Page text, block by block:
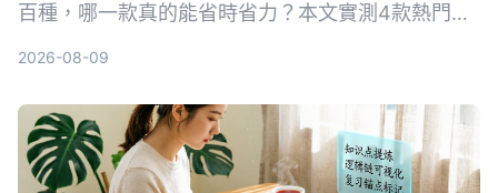
百種，哪一款真的能省時省力？本文實測4款熱門AI
2026-08-09